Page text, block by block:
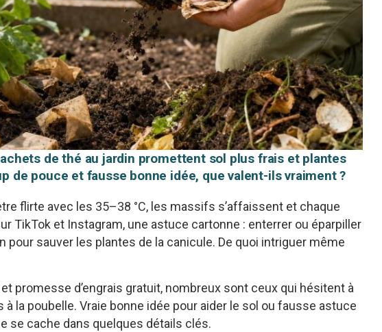
de thé au jardin promettent sol plus frais et plantes
de pouce et fausse bonne idée, que valent-ils vraiment ?
flirte avec les 35–38 °C, les massifs s’affaissent et chaque
TikTok et Instagram, une astuce cartonne : enterrer ou éparpiller
pour sauver les plantes de la canicule. De quoi intriguer même
promesse d’engrais gratuit, nombreux sont ceux qui hésitent à
la poubelle. Vraie bonne idée pour aider le sol ou fausse astuce
se cache dans quelques détails clés.